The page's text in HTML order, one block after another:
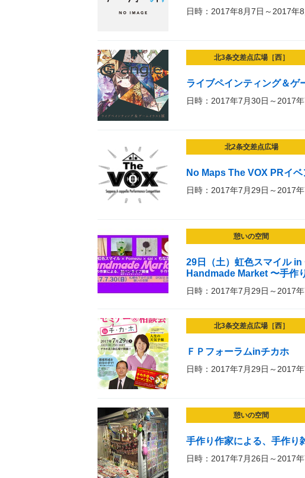
日時：2017年8月7日～2017年
北3条交差点広場［西］
ライブペインティング＆ゲ
日時：2017年7月30日～2017
北2条交差点広場
No Maps The VOX PRイベ
日時：2017年7月29日～2017
憩いの空間
29日（土）虹色スマイル
Handmade Market 〜手作
日時：2017年7月29日～2017
北3条交差点広場［西］
ＦＰフォーラムinチカホ
日時：2017年7月29日～2017
憩いの空間
手作り作家による、手作り
日時：2017年7月26日～2017